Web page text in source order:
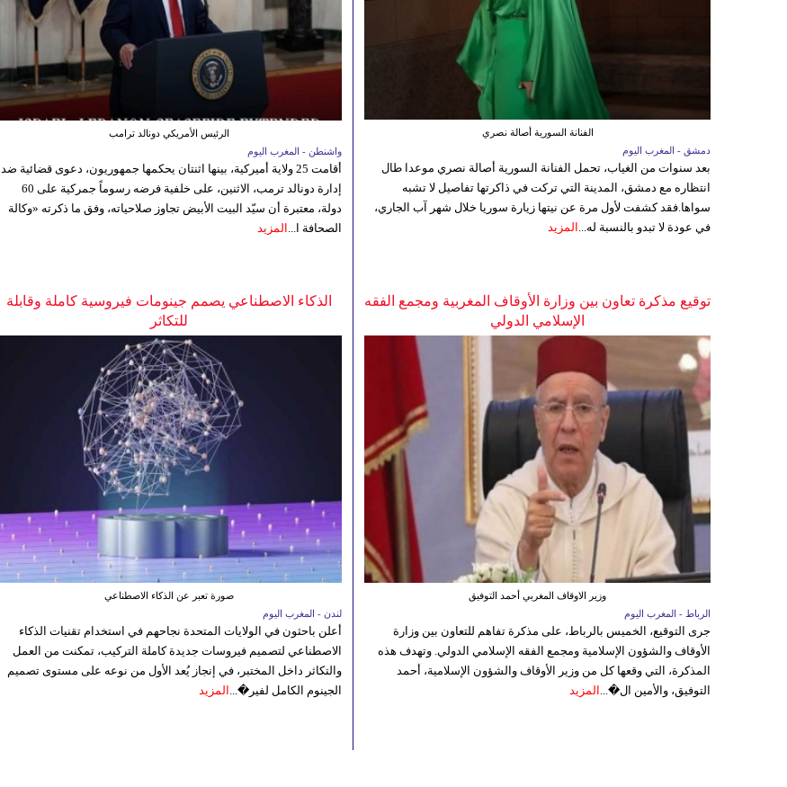
الرئيس الأمريكي دونالد ترامب
واشنطن - المغرب اليوم
أقامت 25 ولاية أميركية، بينها اثنتان يحكمها جمهوريون، دعوى قضائية ضد
إدارة دونالد ترمب، الاثنين، على خلفية فرضه رسوماً جمركية على 60
دولة، معتبرة أن سيّد البيت الأبيض تجاوز صلاحياته، وفق ما ذكرته «وكالة
الصحافة ا... المزيد
الفنانة السورية أصالة نصري
دمشق - المغرب اليوم
بعد سنوات من الغياب، تحمل الفنانة السورية أصالة نصري موعدا طال
انتظاره مع دمشق، المدينة التي تركت في ذاكرتها تفاصيل لا تشبه
سواها.فقد كشفت لأول مرة عن نيتها زيارة سوريا خلال شهر آب الجاري،
في عودة لا تبدو بالنسبة له... المزيد
الذكاء الاصطناعي يصمم جينومات فيروسية كاملة وقابلة
للتكاثر
صورة تعبر عن الذكاء الاصطناعي
لندن - المغرب اليوم
أعلن باحثون في الولايات المتحدة نجاحهم في استخدام تقنيات الذكاء
الاصطناعي لتصميم فيروسات جديدة كاملة التركيب، تمكنت من العمل
والتكاثر داخل المختبر، في إنجاز يُعد الأول من نوعه على مستوى تصميم
الجينوم الكامل لفير�... المزيد
توقيع مذكرة تعاون بين وزارة الأوقاف المغربية ومجمع الفقه
الإسلامي الدولي
وزير الاوقاف المغربي أحمد التوفيق
الرباط - المغرب اليوم
جرى التوقيع، الخميس بالرباط، على مذكرة تفاهم للتعاون بين وزارة
الأوقاف والشؤون الإسلامية ومجمع الفقه الإسلامي الدولي. وتهدف هذه
المذكرة، التي وقعها كل من وزير الأوقاف والشؤون الإسلامية، أحمد
التوفيق، والأمين ال�... المزيد